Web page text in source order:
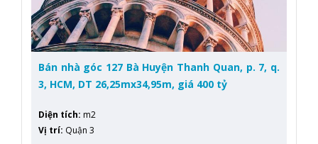
Bán nhà góc 127 Bà Huyện Thanh Quan, p. 7, q.
3, HCM, DT 26,25mx34,95m, giá 400 tỷ
Diện tích: m2
Vị trí: Quận 3